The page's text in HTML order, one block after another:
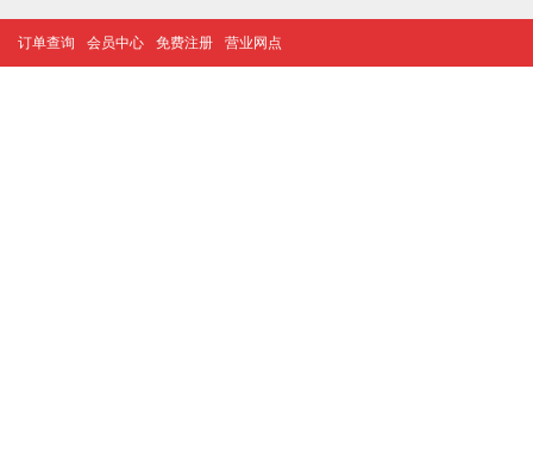
订单查询 会员中心 免费注册 营业网点